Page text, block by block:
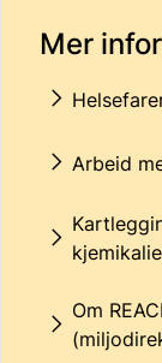
Mer
Arbeid
Om